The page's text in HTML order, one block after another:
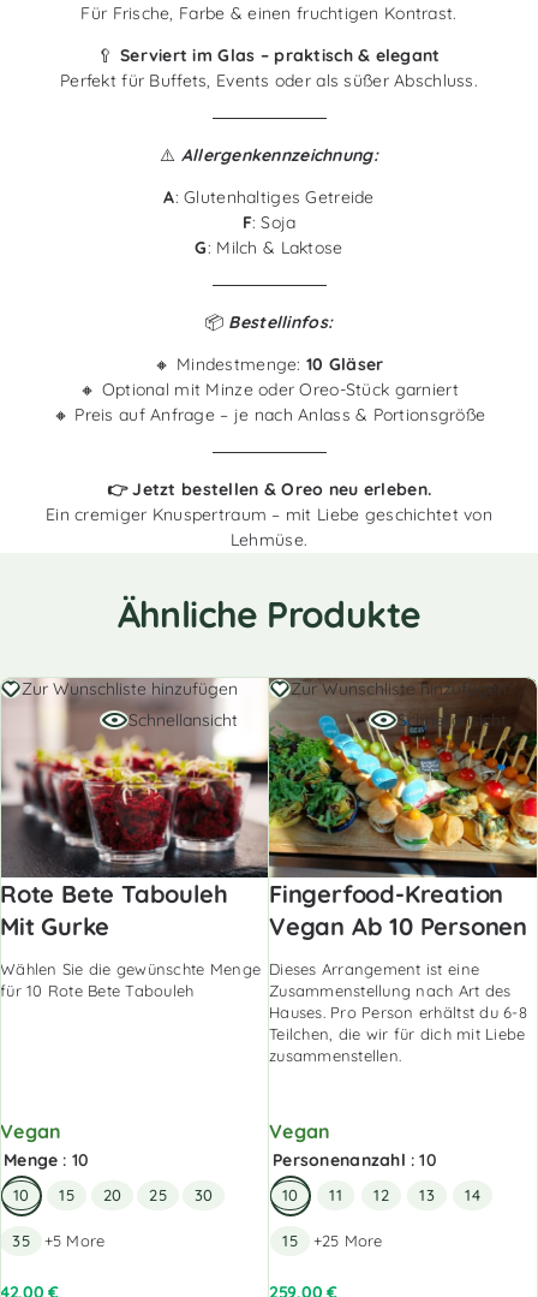
Für Frische, Farbe & einen fruchtigen Kontrast.
🥄 Serviert im Glas – praktisch & elegant
Perfekt für Buffets, Events oder als süßer Abschluss.
⚠️ Allergenkennzeichnung:
A: Glutenhaltiges Getreide
F: Soja
G: Milch & Laktose
📦 Bestellinfos:
🔸 Mindestmenge: 10 Gläser
🔸 Optional mit Minze oder Oreo-Stück garniert
🔸 Preis auf Anfrage – je nach Anlass & Portionsgröße
👉 Jetzt bestellen & Oreo neu erleben.
Ein cremiger Knuspertraum – mit Liebe geschichtet von
Lehmüse.
Ähnliche Produkte
Zur Wunschliste hinzufügen
Schnellansicht
Rote Bete Tabouleh
Mit Gurke
Wählen Sie die gewünschte Menge
für 10 Rote Bete Tabouleh
Vegan
Menge : 10
10 15 20 25 30
35 +5 More
42,00€
Zur Wunschliste hinzufügen
Schnellansicht
Fingerfood-Kreation
Vegan Ab 10 Personen
Dieses Arrangement ist eine
Zusammenstellung nach Art des
Hauses. Pro Person erhältst du 6-8
Teilchen, die wir für dich mit Liebe
zusammenstellen.
Vegan
Personenanzahl : 10
10 11 12 13 14
15 +25 More
259,00€